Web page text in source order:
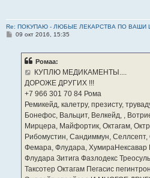
Re: ПОКУПАЮ - ЛЮБЫЕ ЛЕКАРСТВА ПО ВАШИ
С09 окт 2016, 15:35
Ромаа:
КУПЛЮ МЕДИКАМЕНТЫ....
ДОРОЖЕ ДРУГИХ !!!
‪+7 966 301 70 84‬ Рома
Ремикейд, калетру, презисту,
Бонефос, Вальцит, Велкейд, ,
Мирцера, Майфортик, Октагам,
Рибомустин, Сандиммун, Селлсепт,
Фемара, Флудара, ХумираНексавар
Флудара Зитига Фазлодекс
Таксотер Октагам Пегасис